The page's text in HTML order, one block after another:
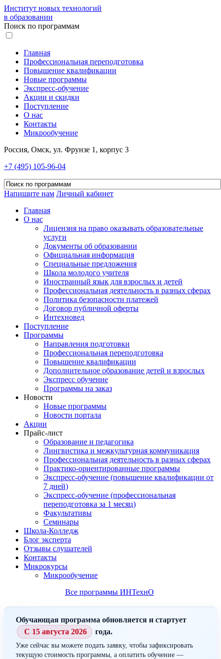
Институт новых технологий
в образовании
Поиск по программам
Главная
Профессиональная переподготовка
Повышение квалификации
Новые программы
Экспресс-обучение
Акции и скидки
Поступление
О нас
Контакты
Микрообучение
Россия, Омск, ул. Фрунзе 1, корпус 3
+7 (495) 105-96-04
Напишите нам Личный кабинет
Главная
О нас
Лицензия на право оказывать образовательные
услуги
Документы об образовании
Официальная информация
Специальные предложения
Школа молодого учителя
Иностранный язык для взрослых и детей
Профессиональная деятельность в разных сферах
Политика безопасности платежей
Договор публичной оферты
Интехновед
Поступление
Программы
Направления подготовки
Профессиональная переподготовка
Повышение квалификации
Дополнительное образование детей и взрослых
Экспресс обучение
Программы на заказ
Новости
Новые программы
Новости портала
Акции
Прайс-лист
Образование и педагогика
Лингвистика и межкультурная коммуникация
Профессиональная деятельность в разных сферах
Практико-ориентированные программы
Экспресс-обучение (повышение квалификации от
7 дней)
Экспресс-обучение (профессиональная
переподготовка за 1 месяц)
Факультативы
Семинары
Школа-Колледж
Блог эксперта
Отзывы слушателей
Контакты
Микрокурсы
Микрообучение
Все программы ИНТехнО
Обучающая программа обновляется и стартует
С 15 августа 2026
года.
Уже сейчас вы можете подать заявку, чтобы зафиксировать
текущую стоимость программы, а оплатить обучение —